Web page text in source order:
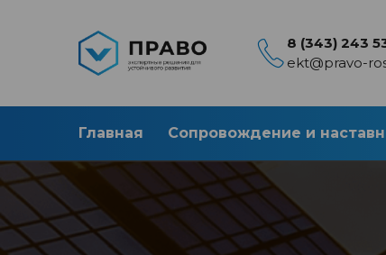
8 (343) 243
ekt@pravo-
Главная Сопровождение и